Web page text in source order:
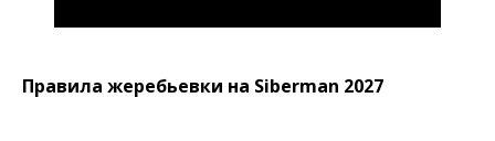
Правила жеребьевки на Siberman 2027